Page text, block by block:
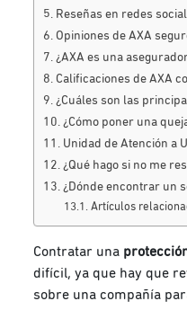
Reseñas en redes
Opiniones de AXA
¿AXA es una
Calificaciones de AXA
¿Cuáles son las
¿Cómo poner una
Unidad de Atención a
¿Qué hago si no me
¿Dónde encontrar un
Artículos
Contratar una
difícil, ya que hay que
sobre una compañía